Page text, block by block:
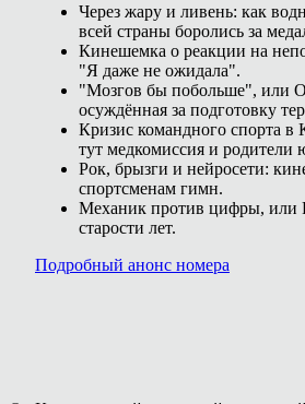
Через жару и ливень: как
всей страны боролись за
Кинешемка о реакции на
"Я даже не ожидала".
"Мозгов бы побольше", или
осуждённая за подготовку
Кризис командного спорта
тут медкомиссия и родители
Рок, брызги и нейросети:
спортсменам гимн.
Механик против цифры, или
старости лет.
Подробный анонс номера